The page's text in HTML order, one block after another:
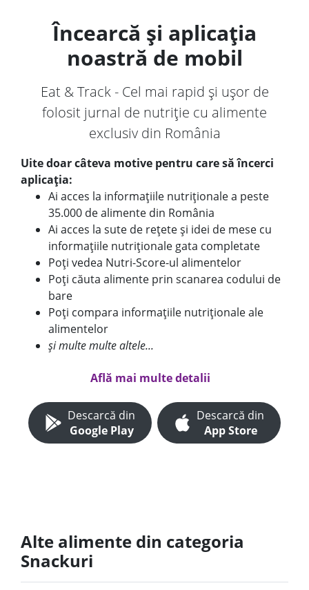
Încearcă și aplicația
noastră de mobil
Eat & Track - Cel mai rapid și ușor de
folosit jurnal de nutriție cu alimente
exclusiv din România
Uite doar câteva motive pentru care să încerci
aplicația:
Ai acces la informațiile nutriționale a peste
35.000 de alimente din România
Ai acces la sute de rețete și idei de mese cu
informațiile nutriționale gata completate
Poți vedea Nutri-Score-ul alimentelor
Poți căuta alimente prin scanarea codului de
bare
Poți compara informațiile nutriționale ale
alimentelor
și multe multe altele...
Află mai multe detalii
Descarcă din
Google Play
Descarcă din
App Store
Alte alimente din categoria
Snackuri